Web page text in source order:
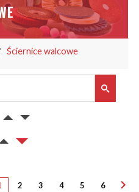
Ściernice walcowe
2 3 4 5 6